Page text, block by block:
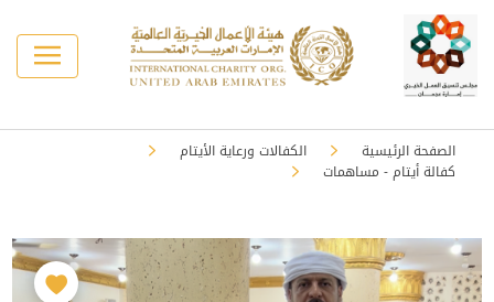
الصفحة الرئيسية
الكفالات ورعاية الأيتام
كفالة أيتام - مساهمات